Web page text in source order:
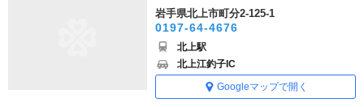
岩手県北上市町分2-125-1
0197-64-4676
北上駅
北上江釣子IC
Googleマップで開く